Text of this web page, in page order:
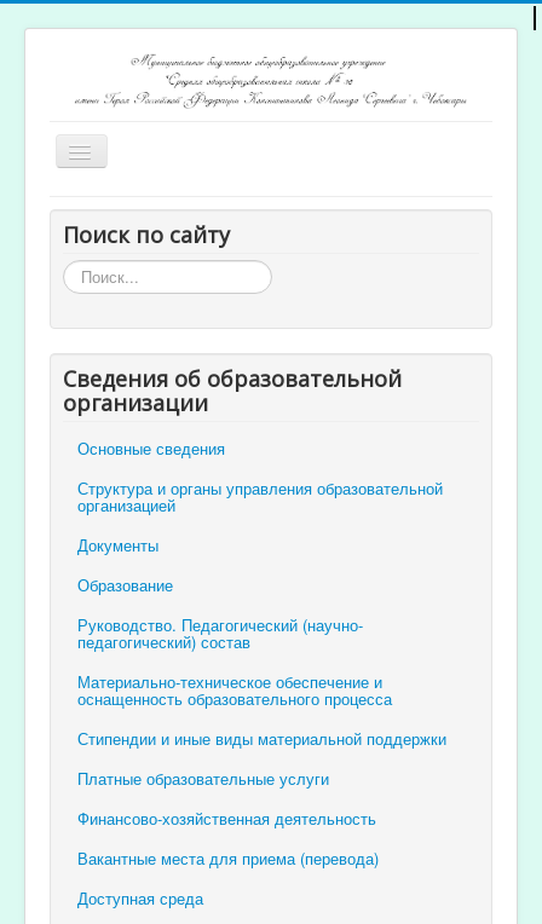
Включить/
выключить
Главная
Открытость и доступность образования
Ученикам и родителям
Учителям
Электронный журнал
Поиск по сайту
Искать...
Сведения об образовательной
организации
Основные сведения
Структура и органы управления образовательной
организацией
Документы
Образование
Руководство. Педагогический (научно-
педагогический) состав
Материально-техническое обеспечение и
оснащенность образовательного процесса
Стипендии и иные виды материальной поддержки
Платные образовательные услуги
Финансово-хозяйственная деятельность
Вакантные места для приема (перевода)
Доступная среда